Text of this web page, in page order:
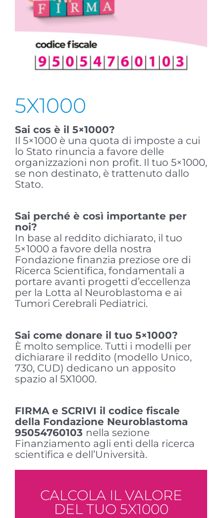
5X1000
Sai cos è il 5×1000?
Il 5×1000 è una quota di imposte a cui
lo Stato rinuncia a favore delle
organizzazioni non profit. Il tuo 5×1000,
se non destinato, è trattenuto dallo
Stato.
Sai perché è così importante per
noi?
In base al reddito dichiarato, il tuo
5×1000 a favore della nostra
Fondazione finanzia preziose ore di
Ricerca Scientifica, fondamentali a
portare avanti progetti d’eccellenza
per la Lotta al Neuroblastoma e ai
Tumori Cerebrali Pediatrici.
Sai come donare il tuo 5×1000?
È molto semplice. Tutti i modelli per
dichiarare il reddito (modello Unico,
730, CUD) dedicano un apposito
spazio al 5X1000.
FIRMA e SCRIVI il codice fiscale
della Fondazione Neuroblastoma
95054760103 nella sezione
Finanziamento agli enti della ricerca
scientifica e dell’Università.
CALCOLA IL VALORE
DEL TUO 5X1000